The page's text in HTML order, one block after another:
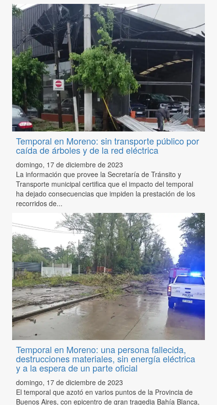
Temporal en Moreno: sin transporte público por
caída de árboles y de la red eléctrica
domingo, 17 de diciembre de 2023
La información que provee la Secretaría de Tránsito y
Transporte municipal certifica que el impacto del temporal
ha dejado consecuencias que impiden la prestación de los
recorridos de...
Temporal en Moreno: una persona fallecida,
destrucciones materiales, sin energía eléctrica
y a la espera de un parte oficial
domingo, 17 de diciembre de 2023
El temporal que azotó en varios puntos de la Provincia de
Buenos Aires, con epicentro de gran tragedia Bahía Blanca,